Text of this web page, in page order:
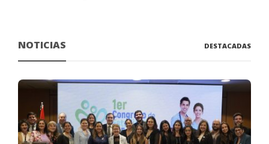
NOTICIAS DESTACADAS